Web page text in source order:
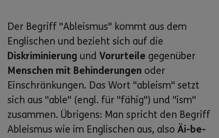
Der Begriff "Ableismus" kommt aus dem
Englischen und bezieht sich auf die
Diskriminierung und Vorurteile gegenüber
Menschen mit Behinderungen oder
Einschränkungen. Das Wort "ableism" setzt
sich aus "able" (engl. für "fähig") und "ism"
zusammen. Übrigens: Man spricht den Begriff
Ableismus wie im Englischen aus, also Äi-be-